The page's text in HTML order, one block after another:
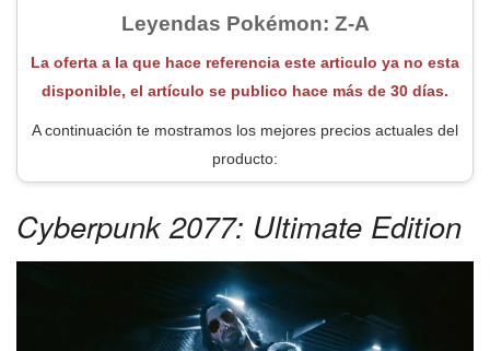
Leyendas Pokémon: Z-A
La oferta a la que hace referencia este articulo ya no esta
disponible, el artículo se publico hace más de 30 días.
A continuación te mostramos los mejores precios actuales del
producto:
Cyberpunk 2077: Ultimate Edition